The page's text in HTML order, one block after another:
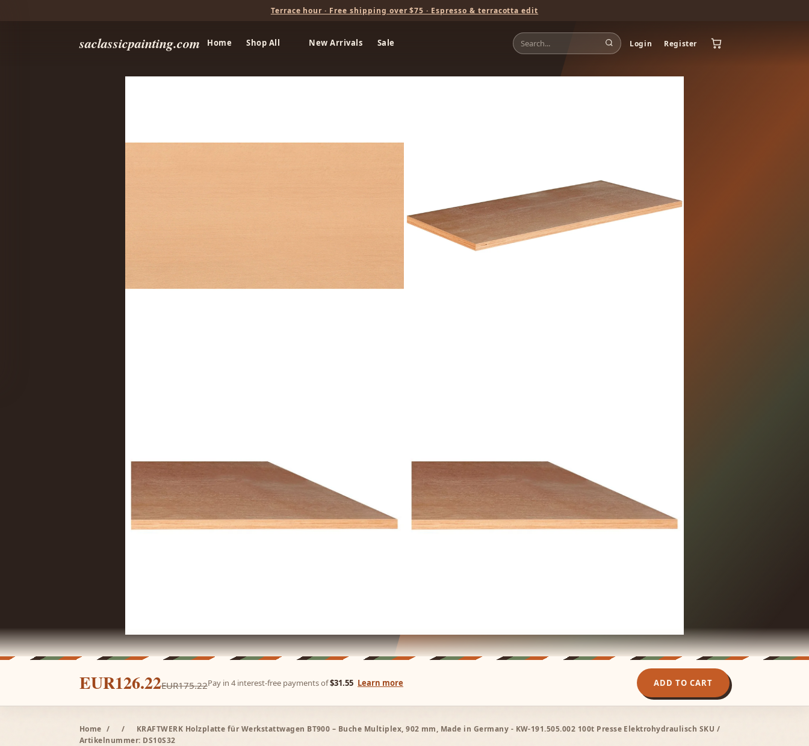
Terrace hour · Free shipping over $75 · Espresso & terracotta edit
saclassicpainting.com Home Shop All New Arrivals Sale Login Register
EUR126.22EUR175.22Pay in 4 interest-free payments of$31.55 Learn more ADD TO CART
Home / /
KRAFTWERK Holzplatte für Werkstattwagen BT900 – Buche Multiplex, 902 mm, Made in Germany - KW-191.505.002 100t Presse Elektrohydraulisch SKU /
Artikelnummer: DS10S32